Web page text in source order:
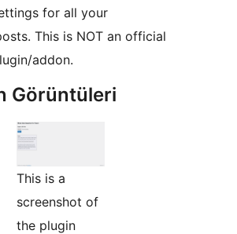
for all your
This is NOT an official
addon.
Görüntüleri
This is a
screenshot of
the plugin